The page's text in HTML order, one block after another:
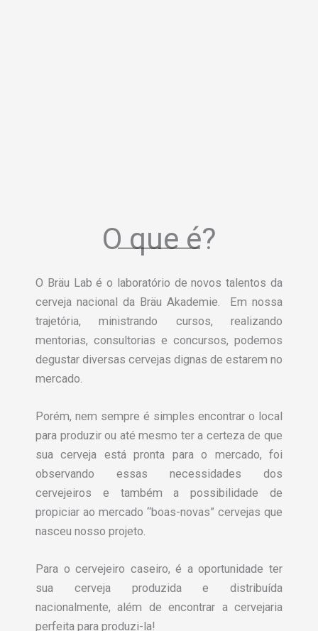
O que é?
O Bräu Lab é o laboratório denovos talentos da
cerveja nacional da Bräu Akademie. Em nossa
trajetória, ministrando cursos, realizando
mentorias, consultorias e concursos, podemos
degustar diversas cervejas dignas de estarem no
mercado.
Porém, nem sempre é simples encontrar o local
para produzir ou até mesmo ter a certeza de que
sua cerveja está pronta para o mercado, foi
observando essas necessidades dos
cervejeiros e também a possibilidade de
propiciar ao mercado “boas-novas” cervejas que
nasceu nosso projeto.
Para o cervejeiro caseiro, é a oportunidade ter
sua cerveja produzida e distribuída
nacionalmente, além de encontrar a cervejaria
perfeita para produzi-la!